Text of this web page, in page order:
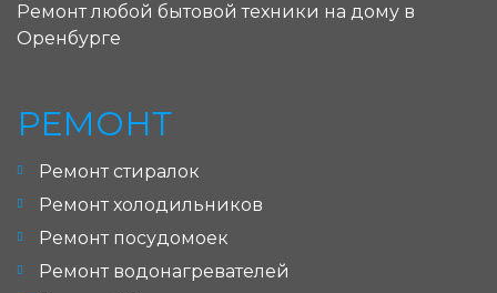
Ремонт любой бытовой техники на дому в
Оренбурге
РЕМОНТ
Ремонт стиралок
Ремонт холодильников
Ремонт посудомоек
Ремонт водонагревателей